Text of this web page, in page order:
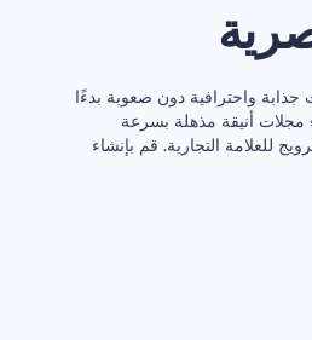
جذابة واحترافية دون صعوبة بدءًا
مجلات أنيقة مذهلة بسرعة
للعلامة التجارية. قم بإنشاء